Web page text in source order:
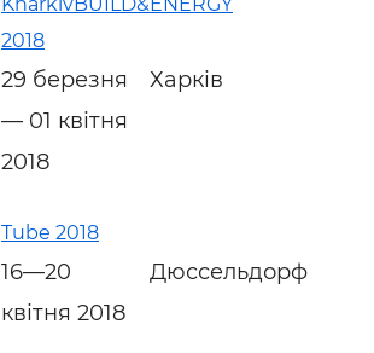
2018
29 березня
— 01 квітня
2018
Харків
Tube 2018
16—20
квітня 2018
Дюссельдорф